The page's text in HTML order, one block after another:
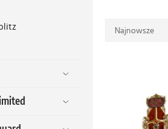
Najnowsze